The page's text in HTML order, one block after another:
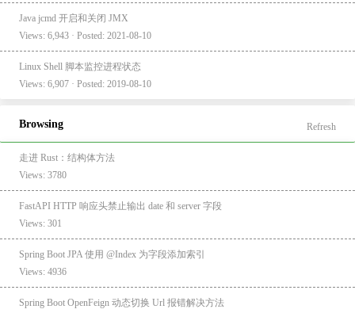
Java jcmd 开启和关闭 JMX
Views: 6,943 · Posted: 2021-08-10
Linux Shell 脚本监控进程状态
Views: 6,907 · Posted: 2019-08-10
Browsing Refresh
走进 Rust：结构体方法
Views: 3780
FastAPI HTTP 响应头禁止输出 date 和 server 字段
Views: 301
Spring Boot JPA 使用 @Index 为字段添加索引
Views: 4936
Spring Boot OpenFeign 动态切换 Url 报错解决方法